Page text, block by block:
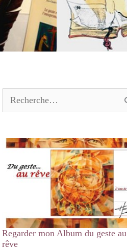
c
Regarder mon Album du geste au
rêve